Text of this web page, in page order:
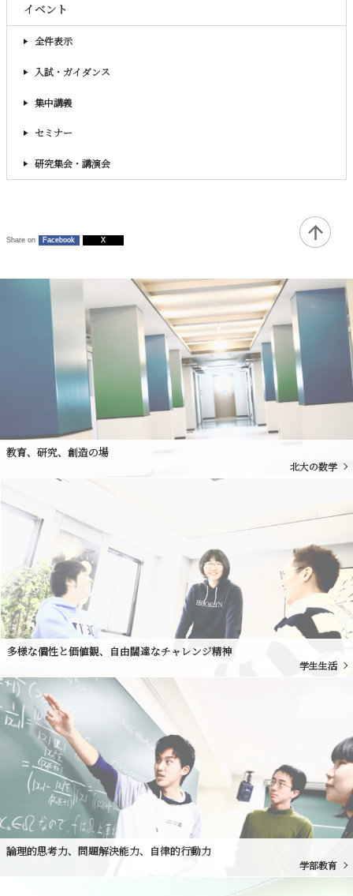
イベント
全件表示
入試・ガイダンス
集中講義
セミナー
研究集会・講演会
Share on Facebook X
教育、研究、創造の場
北大の数学
多様な個性と価値観、自由闊達なチャレンジ精神
学生生活
論理的思考力、問題解決能力、自律的行動力
学部教育